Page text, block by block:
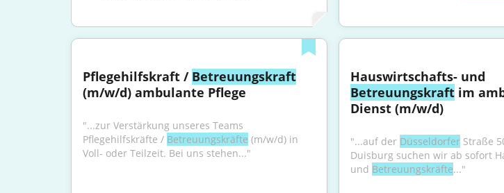
Pflegehilfskraft / Betreuungskraft
(m/w/d) ambulante Pflege
"...zur Verstärkung unseres Teams
Pflegehilfskräfte / Betreuungskräfte (m/w/d) in
Voll- oder Teilzeit. Bei uns stehen..."
Betreuungskraft im
Dienst (m/w/d)
"...auf der Düsseldorfer Straße
Duisburg suchen wir ab sofort
und Betreuungskräfte..."